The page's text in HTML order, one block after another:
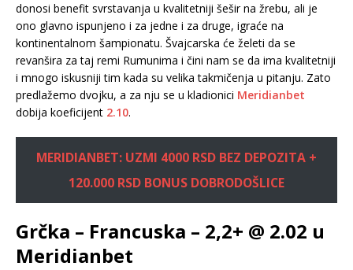
donosi benefit svrstavanja u kvalitetniji šešir na žrebu, ali je
ono glavno ispunjeno i za jedne i za druge, igraće na
kontinentalnom šampionatu. Švajcarska će želeti da se
revanšira za taj remi Rumunima i čini nam se da ima kvalitetniji
i mnogo iskusniji tim kada su velika takmičenja u pitanju. Zato
predlažemo dvojku, a za nju se u kladionici Meridianbet
dobija koeficijent 2.10.
MERIDIANBET: UZMI 4000 RSD BEZ DEPOZITA +
120.000 RSD BONUS DOBRODOŠLICE
Grčka – Francuska – 2,2+ @ 2.02 u
Meridianbet